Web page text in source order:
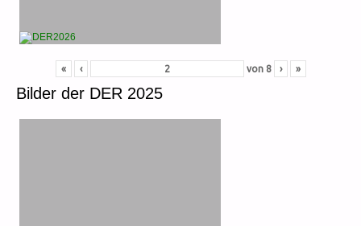
« ‹ von 8 › »
Bilder der DER 2025